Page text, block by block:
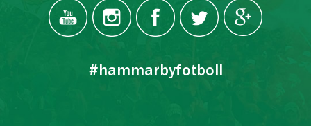
#hammarbyfotboll